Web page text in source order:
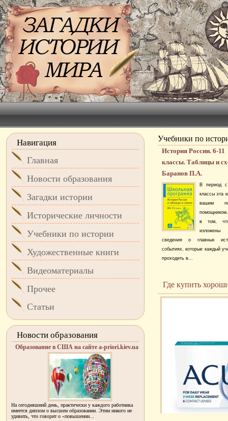
Учебники по
История России. 6-11
классы. Таблицы и
Баранов П.А.
В период
классы эта
вашим
в том,
изложены
сведения о главных
событиях, которые каждый
проходить в...
Где купить
Навигация
Главная
Новости образования
Загадки истории
Исторические личности
Учебники по истории
Художественные книги
Видеоматериалы
Прочее
Статьи
Новости образования
Образование в США на сайте a-priori.kiev.ua
На сегодняшний день, практически у каждого работника
имеется диплом о высшем образовании. Этим никого не
удивить, что говорит о «повышении...